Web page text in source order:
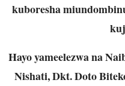
kuboresha
Hayo yameelezwa na
Nishati, Dkt. Doto